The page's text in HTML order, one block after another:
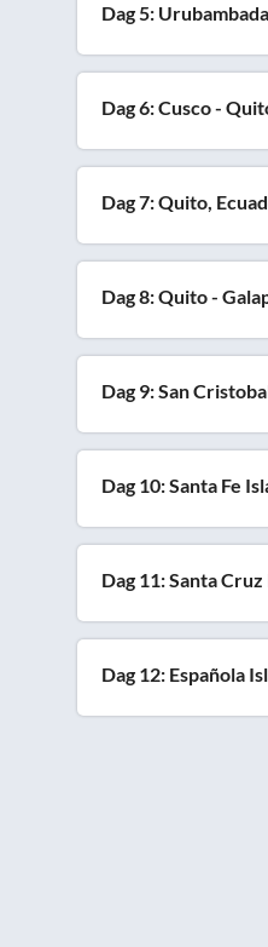
Dag 5:
Dag 6: Cusco -
Dag 7: Quito,
Dag 8: Quito -
Dag 9: San
Dag 10: Santa Fe
Dag 11: Santa Cruz
Dag 12: Española